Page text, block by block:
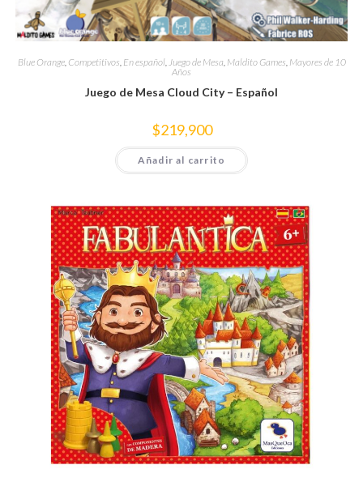
Blue Orange, Competitivos En español, Juego de Mesa Maldito Games Mayores de 10
Años
Juego de Mesa Cloud City – Español
$219,900
Añadir al carrito